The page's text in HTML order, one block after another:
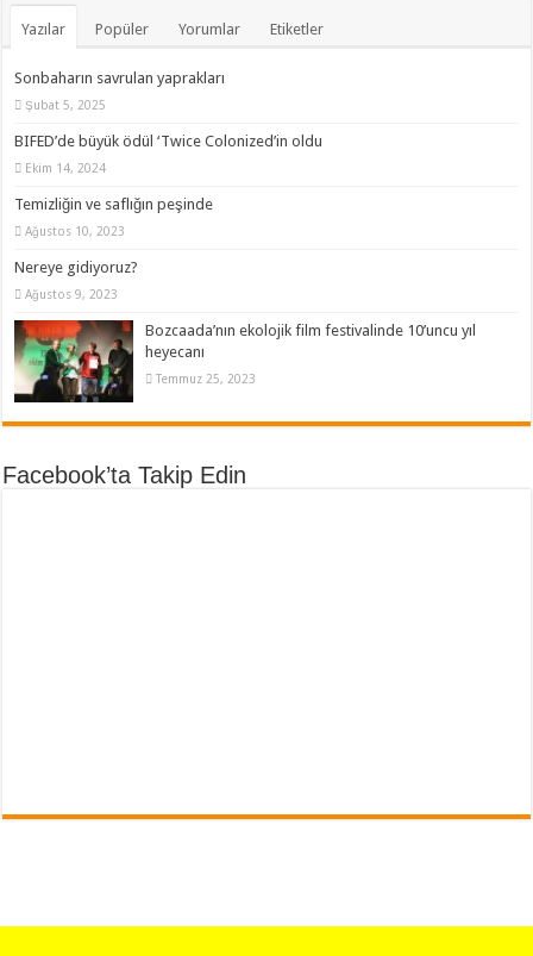
Yazılar Popüler Yorumlar Etiketler
Sonbaharın savrulan yaprakları
Şubat 5, 2025
BIFED’de büyük ödül ‘Twice Colonized’in oldu
Ekim 14, 2024
Temizliğin ve saflığın peşinde
Ağustos 10, 2023
Nereye gidiyoruz?
Ağustos 9, 2023
Bozcaada’nın ekolojik film festivalinde 10’uncu yıl
heyecanı
Temmuz 25, 2023
Facebook’ta Takip Edin